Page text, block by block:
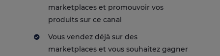
marketplaces et promouvoir vos
produits sur ce canal
Vous vendez déjà sur des
marketplaces et vous souhaitez gagner